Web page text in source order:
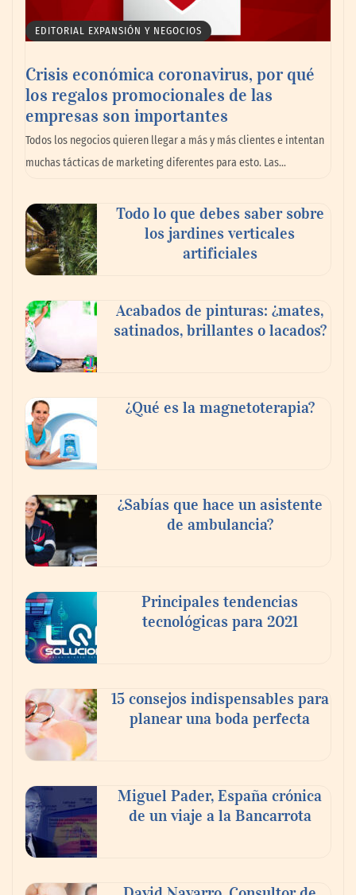
La omnicanalidad redefine la forma de
planear viajes en México
buscan proyectar talento mexicano y
fortalecer el turismo médico
En el Día de la Cerveza, Grupo Modelo
mundo elige para reunirse: 7 de cada 10 la
escogen
compromiso para el eclipse solar del 12 de
agosto
EDITORIAL EXPANSIÓN Y NEGOCIOS
Crisis económica coronavirus, por qué
los regalos promocionales de las
empresas son importantes
Todos los negocios quieren llegar a más y más clientes e intentan
muchas tácticas de marketing diferentes para esto. Las…
Todo lo que debes saber sobre
los jardines verticales
artificiales
Acabados de pinturas: ¿mates,
satinados, brillantes o lacados?
¿Qué es la magnetoterapia?
¿Sabías que hace un asistente
de ambulancia?
Principales tendencias
tecnológicas para 2021
15 consejos indispensables para
planear una boda perfecta
Miguel Pader, España crónica
de un viaje a la Bancarrota